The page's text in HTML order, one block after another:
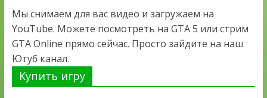
Мы снимаем для вас видео и загружаем на
YouTube. Можете посмотреть на GTA 5 или стрим
GTA Online прямо сейчас. Просто зайдите на наш
Ютуб канал.
Купить игру